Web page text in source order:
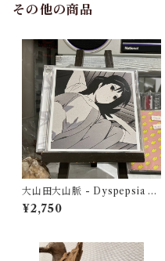
その他の商品
大山田大山脈 - Dyspepsia O
riginal Sound Track（CD）
¥2,750